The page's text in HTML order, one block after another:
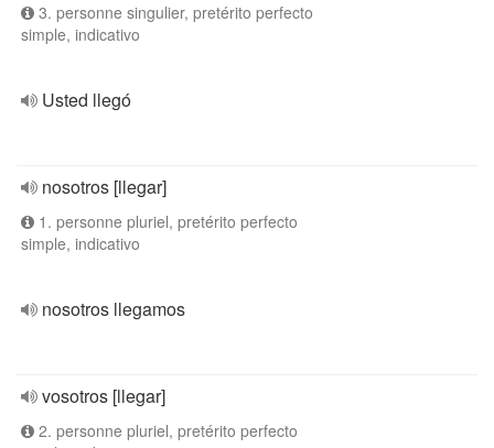
3. personne singulier, pretérito perfecto
simple, indicativo
Usted llegó
nosotros [llegar]
1. personne pluriel, pretérito perfecto
simple, indicativo
nosotros llegamos
vosotros [llegar]
2. personne pluriel, pretérito perfecto